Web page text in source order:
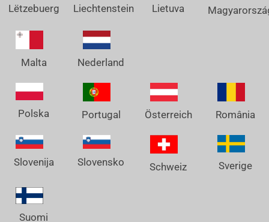
Lëtzebuerg Liechtenstein Lietuva
Malta Nederland
Polska Portugal Österreich România
Slovenija Slovensko Schweiz Sverige
Suomi